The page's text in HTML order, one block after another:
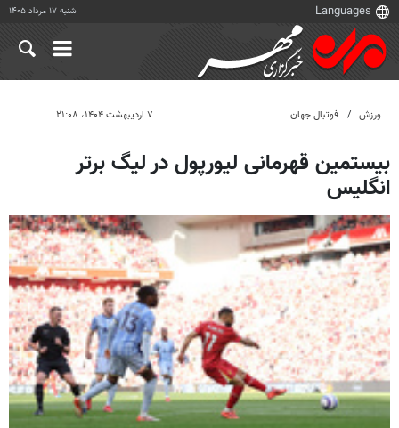
شنبه ۱۷ مرداد ۱۴۰۵
ورزش فوتبال جهان ۷ اردیبهشت ۱۴۰۴، ۲۱:۰۸
بیستمین قهرمانی لیورپول در لیگ برتر
انگلیس